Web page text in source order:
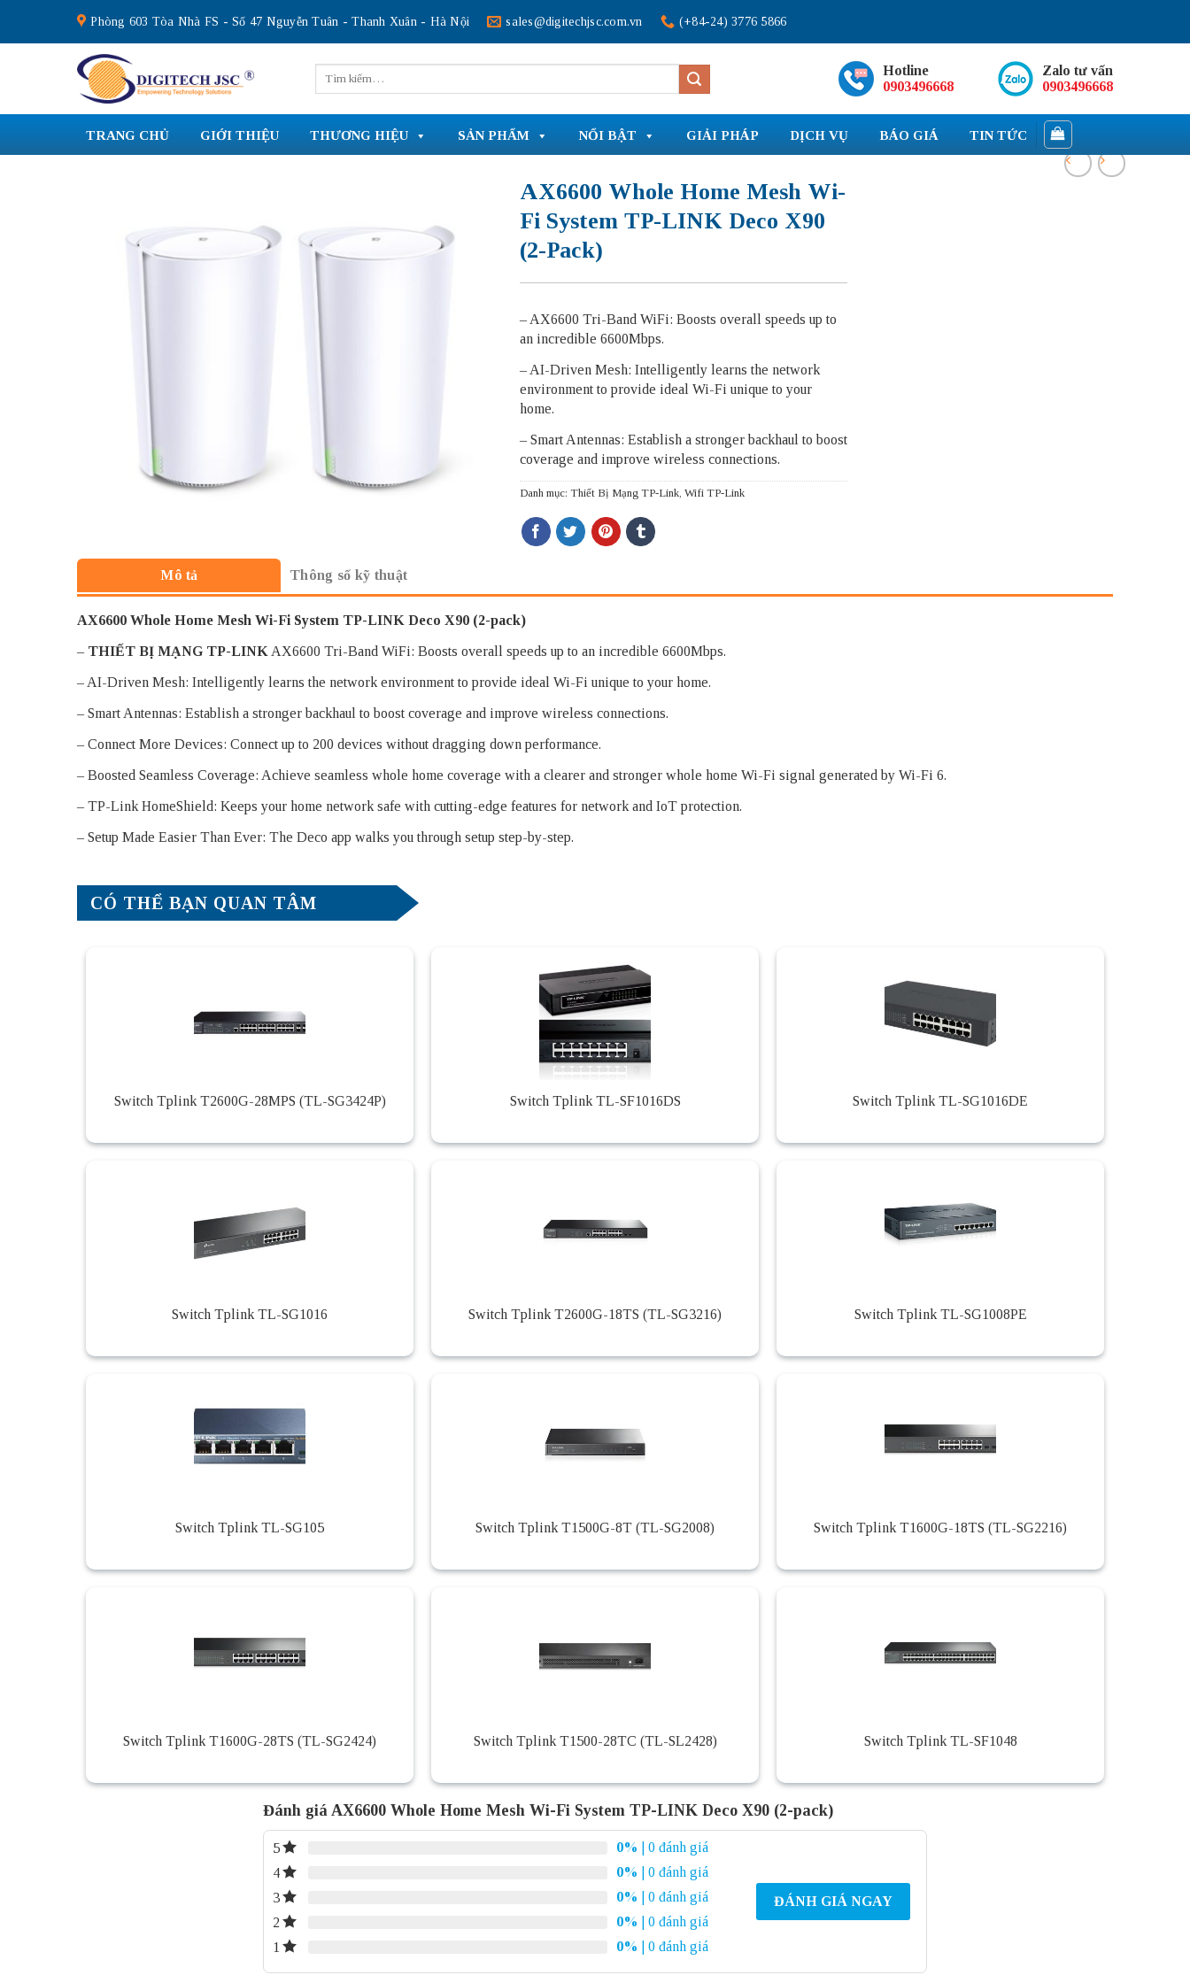
content
Phòng 603 Tòa Nhà FS - Số 47 Nguyễn Tuân - Thanh Xuân - Hà Nội sales@digitechjsc.com.vn (+84-24) 3776 5866
kiếm:
Hotline
0903496668
Zalo tư vấn
0903496668
TRANG CHỦ GIỚI THIỆU THƯƠNG HIỆU SẢN PHẨM NỔI BẬT GIẢI PHÁP DỊCH VỤ BÁO GIÁ TIN TỨC
AX6600 Whole Home Mesh Wi-
Fi System TP-LINK Deco X90
(2-Pack)
– AX6600 Tri-Band WiFi: Boosts overall speeds up to
an incredible 6600Mbps.
– AI-Driven Mesh: Intelligently learns the network
environment to provide ideal Wi-Fi unique to your
home.
– Smart Antennas: Establish a stronger backhaul to boost
coverage and improve wireless connections.
Danh mục: Thiết Bị Mạng TP-Link, Wifi TP-Link
Mô tả Thông số kỹ thuật
AX6600 Whole Home Mesh Wi-Fi System TP-LINK Deco X90 (2-pack)
– THIẾT BỊ MẠNG TP-LINK AX6600 Tri-Band WiFi: Boosts overall speeds up to an incredible 6600Mbps.
– AI-Driven Mesh: Intelligently learns the network environment to provide ideal Wi-Fi unique to your home.
– Smart Antennas: Establish a stronger backhaul to boost coverage and improve wireless connections.
– Connect More Devices: Connect up to 200 devices without dragging down performance.
– Boosted Seamless Coverage: Achieve seamless whole home coverage with a clearer and stronger whole home Wi-Fi signal generated by Wi-Fi 6.
– TP-Link HomeShield: Keeps your home network safe with cutting-edge features for network and IoT protection.
– Setup Made Easier Than Ever: The Deco app walks you through setup step-by-step.
CÓ THỂ BẠN QUAN TÂM
Switch Tplink T2600G-28MPS (TL-SG3424P) Switch Tplink TL-SF1016DS Switch Tplink TL-SG1016DE
Switch Tplink TL-SG1016 Switch Tplink T2600G-18TS (TL-SG3216) Switch Tplink TL-SG1008PE
Switch Tplink TL-SG105 Switch Tplink T1500G-8T (TL-SG2008) Switch Tplink T1600G-18TS (TL-SG2216)
Switch Tplink T1600G-28TS (TL-SG2424) Switch Tplink T1500-28TC (TL-SL2428) Switch Tplink TL-SF1048
Đánh giá AX6600 Whole Home Mesh Wi-Fi System TP-LINK Deco X90 (2-pack)
5 0%
| 0 đánh giá
4
0%
| 0 đánh giá
3
0%
| 0 đánh giá
2
0%
| 0 đánh giá
1
0% | 0 đánh giá
ĐÁNH GIÁ NGAY